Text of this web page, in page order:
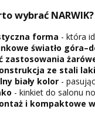
wybrać NARWIK?
forma - która
światło
zastosowania
ze stali
biały kolor-
- kinkiet do salonu
i kompaktowe